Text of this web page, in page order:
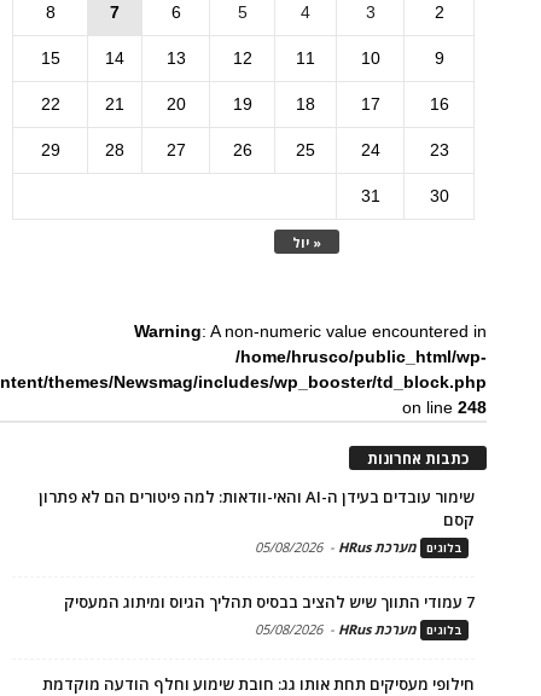
« יול
2
3
4
5
6
7
8
9
10
11
12
13
14
15
16
17
18
19
20
21
22
23
24
25
26
27
28
29
30
31
Warning: A non-numeric value encountered in
/home/hrusco/public_html/wp-
themes/Newsmag/includes/wp_booster/td_block.php
on line248
כתבות אחרונות
שימור עובדים בעידן ה-AI והאי-וודאות: למה פיטורים הם לא פתרון
קסם
בלוגים מערכת HRus -
05/08/2026
7 עמודי התווך שיש להציב בבסיס תהליך הגיוס ומיתוג המעסיק
בלוגים מערכת HRus -
05/08/2026
חילופי מעסיקים תחת אותו גג: חובת שימוע וחלף הודעה מוקדמת